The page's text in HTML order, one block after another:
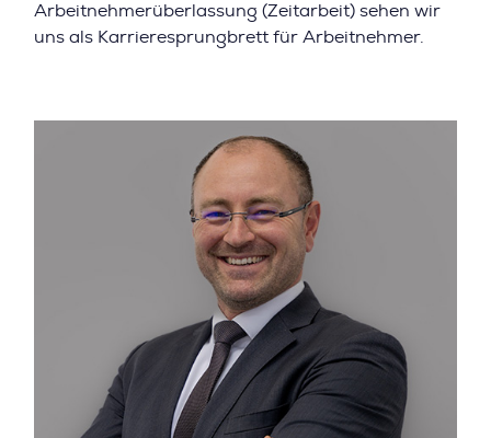
Arbeitnehmerüberlassung (Zeitarbeit) sehen wir
uns als Karrieresprungbrett für Arbeitnehmer.